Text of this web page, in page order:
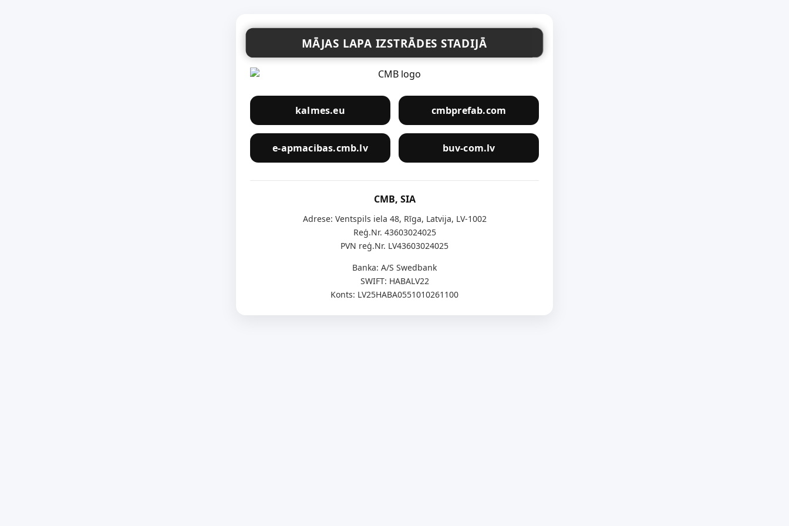
MĀJAS LAPA IZSTRĀDES STADIJĀ
kalmes.eu cmbprefab.com
e-apmacibas.cmb.lv buv-com.lv
CMB, SIA
Adrese: Ventspils iela 48, Rīga, Latvija, LV-1002
Reģ.Nr. 43603024025
PVN reģ.Nr. LV43603024025
Banka: A/S Swedbank
SWIFT: HABALV22
Konts: LV25HABA0551010261100